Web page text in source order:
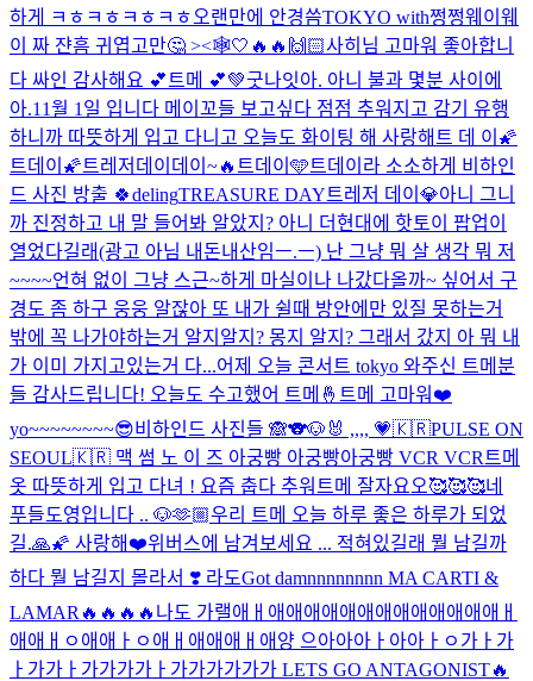
하게 ㅋㅎㅋㅎㅋㅎㅋㅎ 오랜만에 안경씀TOKYO with쩡쩡웨이웨
이 짜 쟌흠 귀엽고만🤔 ><🕸️🤍 🔥🔥 🙌🏻사히님 고마워 좋아합니
다 싸인 감사해요 💕 트메 💕💚굿나잇아. 아니 불과 몇분 사이에
아.11월 1일 입니다 메이꼬들 보고싶다 점점 추워지고 감기 유행
하니까 따뜻하게 입고 다니고 오늘도 화이팅 해 사랑해 트 데 이 🌠
트데이🌠트레저데이데이~🔥 트데이🩵트데이라 소소하게 비하인
드 사진 방출 🍀delingTREASURE DAY트레저 데이💎아니 그니
까 진정하고 내 말 들어봐 알았지? 아니 더현대에 핫토이 팝업이
열었다길래(광고 아님 내돈내산임ㅡ.ㅡ) 난 그냥 뭐 살 생각 뭐 저
~~~~언혀 없이 그냥 스근~하게 마실이나 나갔다올까~ 싶어서 구
경도 좀 하구 웅웅 알잖아 또 내가 쉴때 방안에만 있질 못하는거
밖에 꼭 나가야하는거 알지알지? 몽지 알지? 그래서 갔지 아 뭐 내
가 이미 가지고있는거 다...어제 오늘 콘서트 tokyo 와주신 트메분
들 감사드립니다! 오늘도 수고했어 트메🤞 트메 고마워❤️
yo~~~~~~~~😎비하인드 사진들 🙈🐨🐶🐰 ,,,, 💗🇰🇷PULSE ON
SEOUL🇰🇷 맥 썸 노 이 즈 아궁빵 아궁빵아궁빵 VCR VCR 트메
옷 따뜻하게 입고 다녀 ! 요즘 춥다 추워 트메 잘자요오🥰🥰🥰네
푸들도영입니다 .. 🐶🫶🏼우리 트메 오늘 하루 좋은 하루가 되었
길.🙏🌠 사랑해❤️위버스에 남겨보세요 ... 적혀있길래 뭘 남길까
하다 뭘 남길지 몰라서 ❣️ 라도Got damnnnnnnnn MA CARTI &
LAMAR🔥🔥🔥🔥나도 가랠애ㅐ애애애애애애애애애애애애애ㅐ
애애ㅐㅇ애애ㅏㅇ애ㅐ애애애ㅐ애양 으아아아ㅏ아아ㅏㅇ가ㅏ가
ㅏ가가ㅏ가가가가ㅏ가가가가가가 LETS GO ANTAGONIST🔥